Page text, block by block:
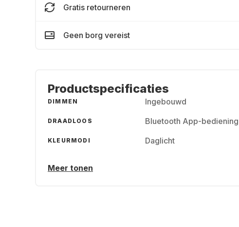
Gratis retourneren
Geen borg vereist
Productspecificaties
DIMMEN Ingebouwd
DRAADLOOS Bluetooth App-bediening
KLEURMODI Daglicht
Meer tonen